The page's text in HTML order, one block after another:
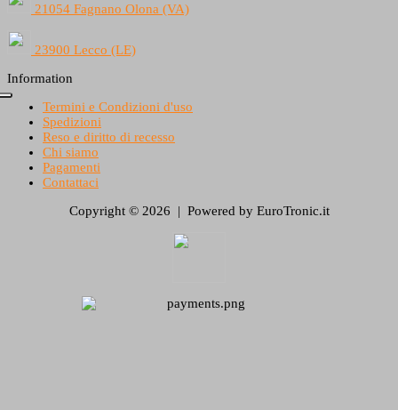
21054 Fagnano Olona (VA)
23900 Lecco (LE)
Information
Termini e Condizioni d'uso
Spedizioni
Reso e diritto di recesso
Chi siamo
Pagamenti
Contattaci
Copyright © 2026 | Powered by EuroTronic.it